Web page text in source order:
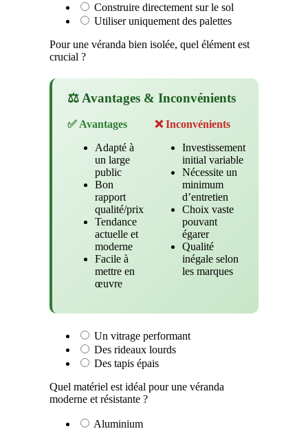
Construire directement sur le sol
Utiliser uniquement des palettes
Pour une véranda bien isolée, quel élément est
crucial ?
⚖️ Avantages & Inconvénients
✅ Avantages
Adapté à
un large
public
Bon
rapport
qualité/prix
Tendance
actuelle et
moderne
Facile à
mettre en
œuvre
❌ Inconvénients
Investissement
initial variable
Nécessite un
minimum
d’entretien
Choix vaste
pouvant
égarer
Qualité
inégale selon
les marques
Un vitrage performant
Des rideaux lourds
Des tapis épais
Quel matériel est idéal pour une véranda
moderne et résistante ?
Aluminium